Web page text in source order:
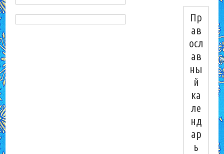
Пр
ав
осл
ав
ны
й
ка
ле
нд
ар
ь